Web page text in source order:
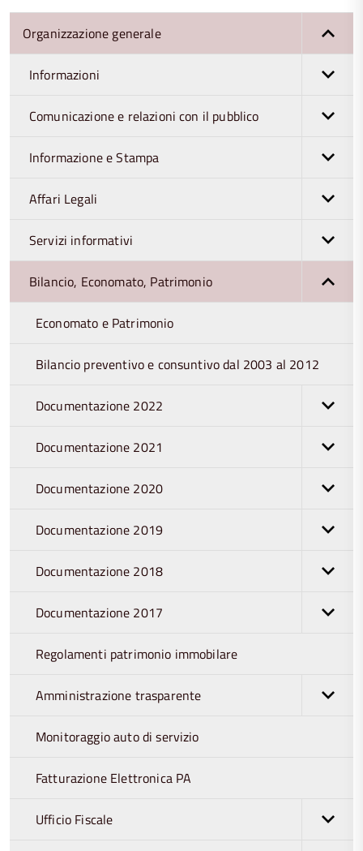
Organizzazione generale
Informazioni
Comunicazione e relazioni con il pubblico
Informazione e Stampa
Affari Legali
Servizi informativi
Bilancio, Economato, Patrimonio
Economato e Patrimonio
Bilancio preventivo e consuntivo dal 2003 al 2012
Documentazione 2022
Documentazione 2021
Documentazione 2020
Documentazione 2019
Documentazione 2018
Documentazione 2017
Regolamenti patrimonio immobilare
Amministrazione trasparente
Monitoraggio auto di servizio
Fatturazione Elettronica PA
Ufficio Fiscale